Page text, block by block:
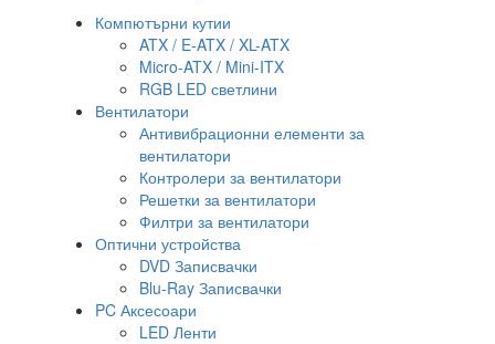
Компютърни кутии
ATX / E-ATX / XL-ATX
Micro-ATX / Mini-ITX
RGB LED светлини
Вентилатори
Антивибрационни елементи за
вентилатори
Контролери за вентилатори
Решетки за вентилатори
Филтри за вентилатори
Оптични устройства
DVD Записвачки
Blu-Ray Записвачки
PC Аксесоари
LED Ленти